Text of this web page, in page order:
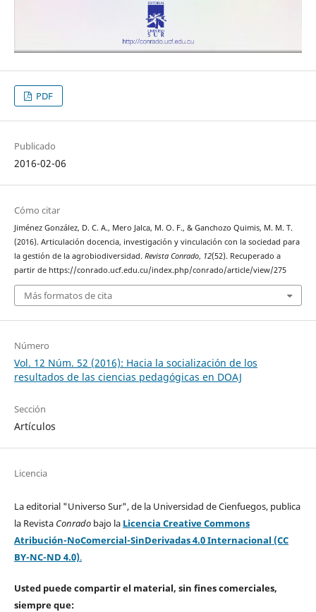
PDF
Publicado
2016-02-06
Cómo citar
Jiménez González, D. C. A., Mero Jalca, M. O. F., & Ganchozo Quimis, M. M. T.
(2016). Articulación docencia, investigación y vinculación con la sociedad para
la gestión de la agrobiodiversidad. Revista Conrado, 12(52). Recuperado a
partir de https://conrado.ucf.edu.cu/index.php/conrado/article/view/275
Más formatos de cita
Número
Vol. 12 Núm. 52 (2016): Hacia la socialización de los
resultados de las ciencias pedagógicas en DOAJ
Sección
Artículos
Licencia
La editorial "Universo Sur", de la Universidad de Cienfuegos, publica
la Revista Conradobajo la Licencia Creative Commons
Atribución-NoComercial-SinDerivadas 4.0 Internacional (CC
BY-NC-ND 4.0).
Usted puede compartir el material, sin fines comerciales,
siempre que: